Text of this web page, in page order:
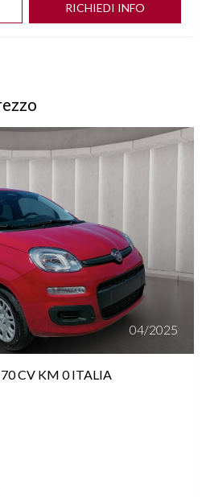
RICHIEDI INFO
04/2025
CV KM 0 ITALIA